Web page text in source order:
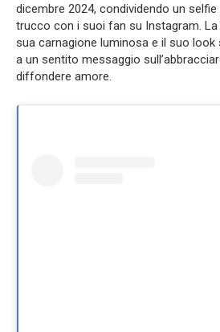
dicembre 2024, condividendo un
trucco con i suoi fan su Instagram.
sua carnagione luminosa e il suo look
a un sentito messaggio
diffondere amore.